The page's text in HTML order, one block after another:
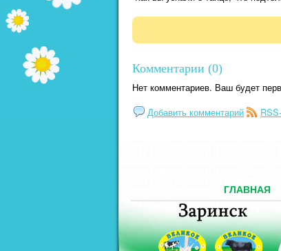
Комментарии (0)
Нет комментариев. Ваш будет
Добавить комментарий
ГЛАВНАЯ